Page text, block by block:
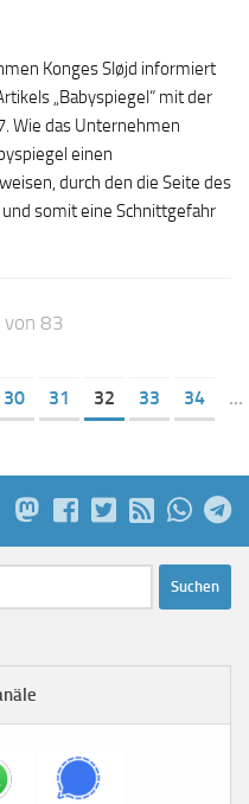
Konges Sløjd informiert
„Babyspiegel“ mit der
Wie das Unternehmen
einen
durch den die Seite des
somit eine Schnittgefahr
83
30 31 32 33 34
...